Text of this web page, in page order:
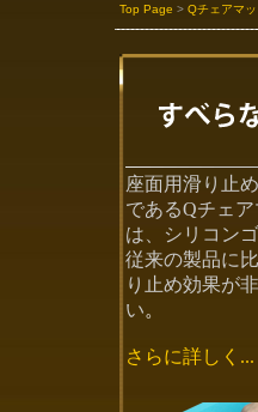
Top Page > Qチェアマッ
座面用滑り止
であるQチェア
は、シリコンゴ
従来の製品に
り止め効果が
い。
さらに詳しく...